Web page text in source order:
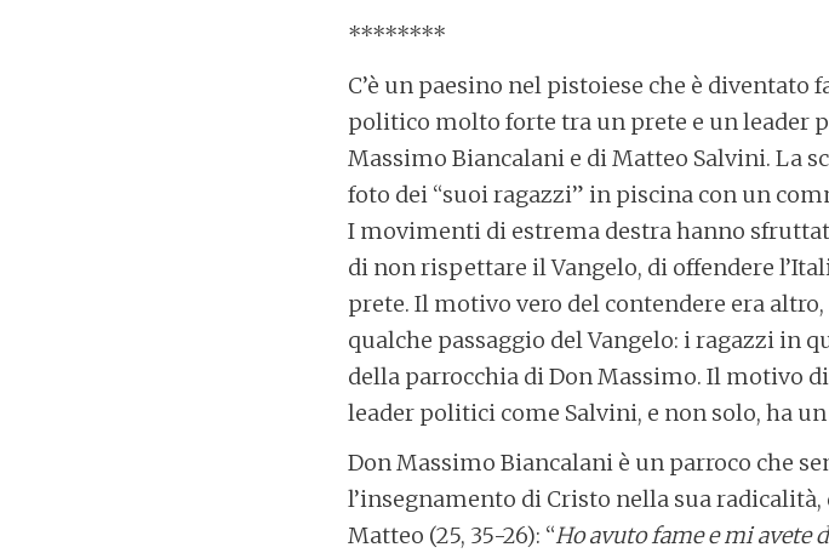
********
C’è un paesino nel pistoiese che è
politico molto forte tra un prete e un leader
Massimo Biancalani e di Matteo Salvini. La
foto dei “suoi ragazzi” in piscina con un
I movimenti di estrema destra hanno
di non rispettare il Vangelo, di offendere
prete. Il motivo vero del contendere era
qualche passaggio del Vangelo: i ragazzi in
della parrocchia di Don Massimo. Il motivo
leader politici come Salvini, e non solo, ha
Don Massimo Biancalani è un parroco che
l’insegnamento di Cristo nella sua
Matteo (25, 35-26): “Ho avuto fame e mi avete